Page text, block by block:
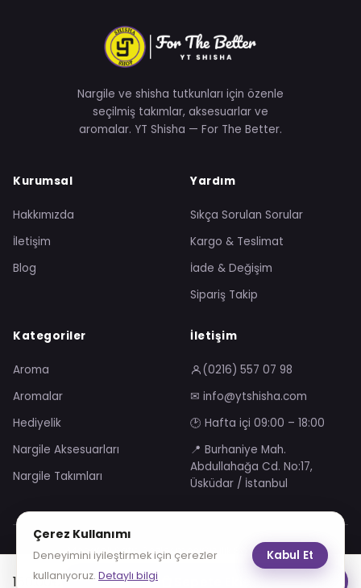
160.00₺
Nargile ve shisha tutkunları için özenle
seçilmiş takımlar, aksesuarlar ve
aromalar. YT Shisha — For The Better.
Kurumsal
Hakkımızda
İletişim
Blog
Yardım
Sıkça Sorulan Sorular
Kargo & Teslimat
İade & Değişim
Sipariş Takip
Kategoriler
Aroma
Aromalar
Hediyelik
Nargile Aksesuarları
Nargile Takımları
İletişim
(0216) 557 07 98
✉ info@ytshisha.com
🕑 Hafta içi 09:00 – 18:00
📍 Burhaniye Mah.
Abdullahağa Cd. No:17,
Üsküdar / İstanbul
Mesafeli Satış SözleşmesiGizlilik Sözleşmesi
KVKK Aydınlatma Metni
Çerez Politikası
Çerez Kullanımı
Deneyimini iyileştirmek için çerezler
kullanıyoruz. Detaylı bilgi
Kabul Et